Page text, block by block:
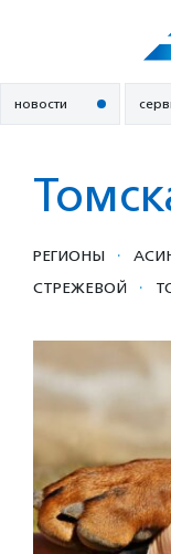
новости
РЕГИОНЫ ·
СТРЕЖЕВОЙ ·